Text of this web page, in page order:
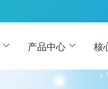
产品中心 核